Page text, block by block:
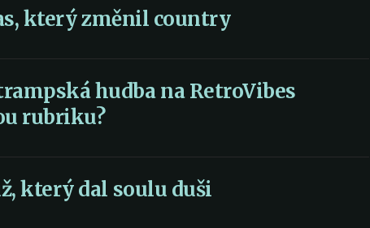
který změnil country
hudba na RetroVibes
rubriku?
který dal soulu duši